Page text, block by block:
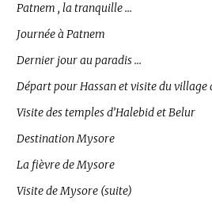
Patnem , la tranquille …
Journée à Patnem
Dernier jour au paradis …
Départ pour Hassan et visite du village
Visite des temples d’Halebid et Belur
Destination Mysore
La fièvre de Mysore
Visite de Mysore (suite)